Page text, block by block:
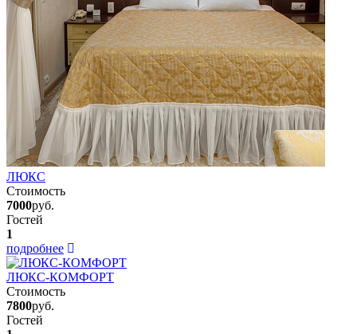
ЛЮКС
Стоимость
7000руб.
Гостей
1
подробнее
ЛЮКС-КОМФОРТ
Стоимость
7800руб.
Гостей